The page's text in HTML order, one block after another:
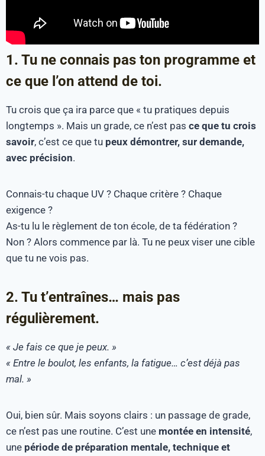
1. Tu ne connais pas ton programme et
ce que l’on attend de toi.
Tu crois que ça ira parce que « tu pratiques depuis
longtemps ». Mais un grade, ce n’est pas ce que tu crois
savoir, c’est ce que tu peux démontrer, sur demande,
avec précision.
Connais-tu chaque UV ? Chaque critère ? Chaque
exigence ?
As-tu lu le règlement de ton école, de ta fédération ?
Non ? Alors commence par là. Tu ne peux viser une cible
que tu ne vois pas.
2. Tu t’entraînes… mais pas
régulièrement.
« Je fais ce que je peux. »
« Entre le boulot, les enfants, la fatigue… c’est déjà pas
mal. »
Oui, bien sûr. Mais soyons clairs : un passage de grade,
ce n’est pas une routine. C’est une montée en intensité,
une période de préparation mentale, technique et